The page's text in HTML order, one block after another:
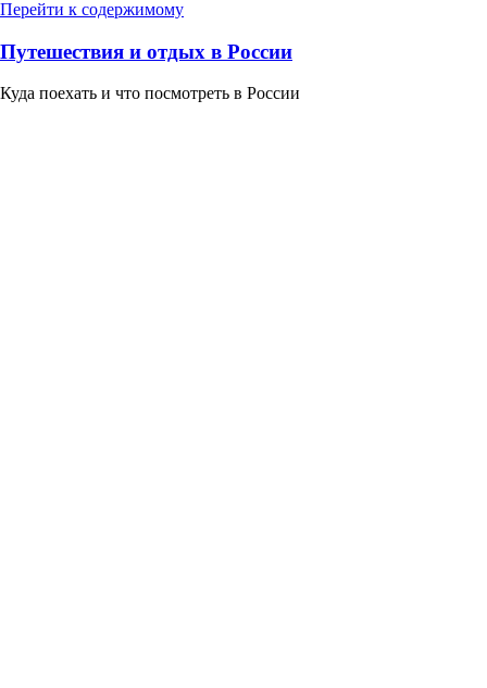
Перейти к содержимому
Путешествия и отдых в России
Куда поехать и что посмотреть в России